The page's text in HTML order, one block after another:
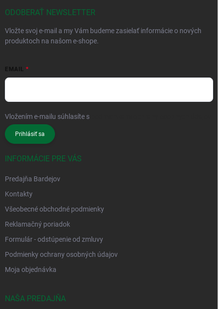
ODOBERAŤ NEWSLETTER
Vložte svoj e-mail a my Vám budeme zasielať informácie o nových
produktoch na našom e-shope.
EMAIL
Vložením e-mailu súhlasíte s
Prihlásiť sa
INFORMÁCIE PRE VÁS
Predajňa Bardejov
Kontakty
Všeobecné obchodné podmienky
Reklamačný poriadok
Formulár - odstúpenie od zmluvy
Podmienky ochrany osobných údajov
Moja objednávka
NAŠA PREDAJŇA